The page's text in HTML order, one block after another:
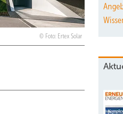
Foto: Ertex Solar